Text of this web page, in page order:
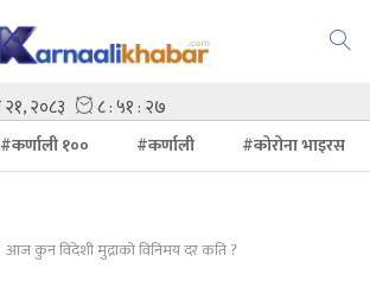
#कर्णाली १०० #कर्णाली
#कोरोना भाइरस
आज कुन विदेशी मुद्राको विनिमय दर कति ?